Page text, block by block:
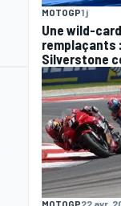
MOTOGP1 j
Une wild-
remplaçants
Silverstone
MOTOGP22 avr.